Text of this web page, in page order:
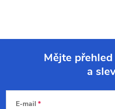
Mějte
a
E-mail